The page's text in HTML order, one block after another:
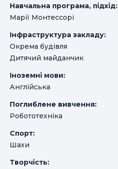
Навчальна програма, підхід:
Марії Монтессорі
Інфраструктура закладу:
Окрема будівля
Дитячий майданчик
Іноземні мови:
Англійська
Поглиблене вивчення:
Робототехніка
Спорт:
Шахи
Творчість: